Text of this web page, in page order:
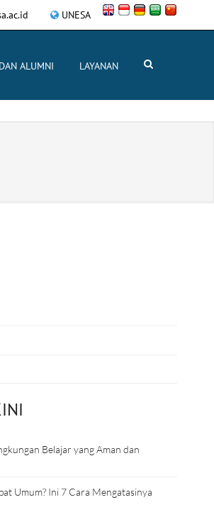
UNESA
ALUMNI LAYANAN
Belajar yang Aman dan
Umum? Ini 7 Cara Mengatasinya